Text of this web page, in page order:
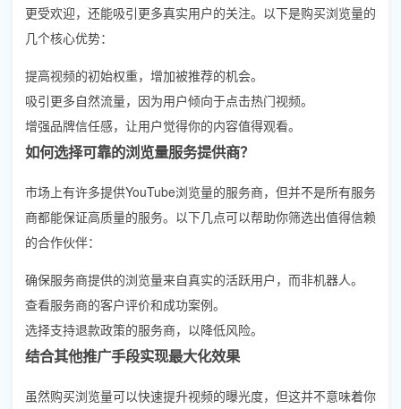
更受欢迎，还能吸引更多真实用户的关注。以下是购买浏览量的
几个核心优势：
提高视频的初始权重，增加被推荐的机会。
吸引更多自然流量，因为用户倾向于点击热门视频。
增强品牌信任感，让用户觉得你的内容值得观看。
如何选择可靠的浏览量服务提供商？
市场上有许多提供YouTube浏览量的服务商，但并不是所有服务
商都能保证高质量的服务。以下几点可以帮助你筛选出值得信赖
的合作伙伴：
确保服务商提供的浏览量来自真实的活跃用户，而非机器人。
查看服务商的客户评价和成功案例。
选择支持退款政策的服务商，以降低风险。
结合其他推广手段实现最大化效果
虽然购买浏览量可以快速提升视频的曝光度，但这并不意味着你